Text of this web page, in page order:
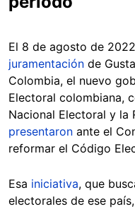
El 8 de agosto de
juramentación de
Colombia, el nuevo
Electoral colombiana,
Nacional Electoral y la
presentaron ante el
reformar el Código
Esa iniciativa, que
electorales de ese